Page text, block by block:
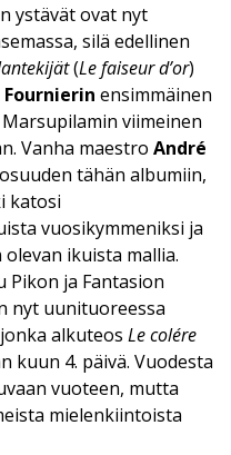
ystävät ovat nyt
silä edellinen
(Le faiseur d’or)
Fournierin ensimmäinen
viimeinen
Vanha maestro André
tähän albumiin,
katosi
vuosikymmeniksi ja
ikuista mallia.
ja Fantasion
nyt uunituoreessa
alkuteos Le colére
kuun 4. päivä. Vuodesta
vuoteen, mutta
mielenkiintoista